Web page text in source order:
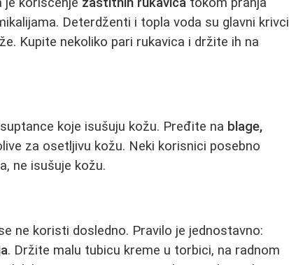
Deterdženti i topla voda su glavni krivci
Kupite nekoliko pari rukavica i držite ih na
koje isušuju kožu. Pređite na blage,
za osetljivu kožu. Neki korisnici posebno
ne isušuje kožu.
ne koristi dosledno. Pravilo je jednostavno:
. Držite malu tubicu kreme u torbici, na radnom